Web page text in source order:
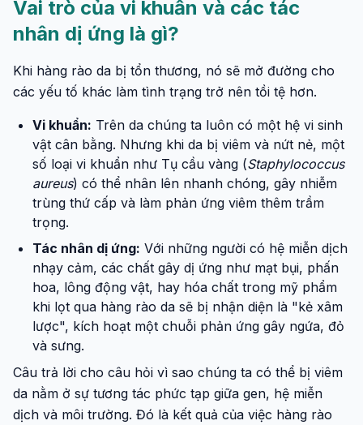
Vai trò của vi khuẩn và các tác
nhân dị ứng là gì?
Khi hàng rào da bị tổn thương, nó sẽ mở đường cho
các yếu tố khác làm tình trạng trở nên tồi tệ hơn.
Vi khuẩn: Trên da chúng ta luôn có một hệ vi sinh
vật cân bằng. Nhưng khi da bị viêm và nứt nẻ, một
số loại vi khuẩn như Tụ cầu vàng (Staphylococcus
aureus) có thể nhân lên nhanh chóng, gây nhiễm
trùng thứ cấp và làm phản ứng viêm thêm trầm
trọng.
Tác nhân dị ứng: Với những người có hệ miễn dịch
nhạy cảm, các chất gây dị ứng như mạt bụi, phấn
hoa, lông động vật, hay hóa chất trong mỹ phẩm
khi lọt qua hàng rào da sẽ bị nhận diện là "kẻ xâm
lược", kích hoạt một chuỗi phản ứng gây ngứa, đỏ
và sưng.
Câu trả lời cho câu hỏi vì sao chúng ta có thể bị viêm
da nằm ở sự tương tác phức tạp giữa gen, hệ miễn
dịch và môi trường. Đó là kết quả của việc hàng rào